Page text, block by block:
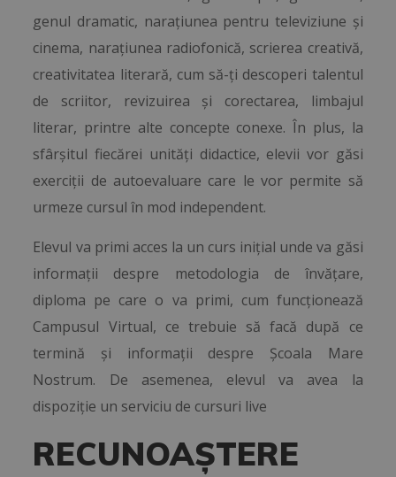
genul dramatic, narațiunea pentru televiziune și
cinema, narațiunea radiofonică, scrierea creativă,
creativitatea literară, cum să-ți descoperi talentul
de scriitor, revizuirea și corectarea, limbajul
literar, printre alte concepte conexe. În plus, la
sfârșitul fiecărei unități didactice, elevii vor găsi
exerciții de autoevaluare care le vor permite să
urmeze cursul în mod independent.
Elevul va primi acces la un curs inițial unde va găsi
informații despre metodologia de învățare,
diploma pe care o va primi, cum funcționează
Campusul Virtual, ce trebuie să facă după ce
termină și informații despre Școala Mare
Nostrum. De asemenea, elevul va avea la
dispoziție un serviciu de cursuri live
RECUNOAȘTERE